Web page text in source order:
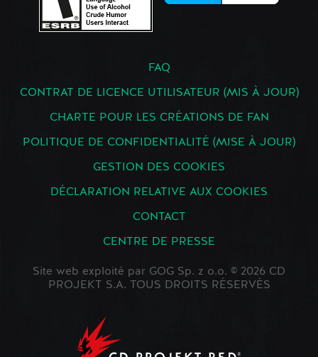
FAQ
CONTRAT DE LICENCE UTILISATEUR (MIS À JOUR)
CHARTE POUR LES CRÉATIONS DE FAN
POLITIQUE DE CONFIDENTIALITÉ (MISE À JOUR)
GESTION DES COOKIES
DÉCLARATION RELATIVE AUX COOKIES
CONTACT
CENTRE DE PRESSE
Site web exploité par GOG Sp. z o.o. © 2026 CD
PROJEKT S.A. TOUS DROITS RÉSERVÉS